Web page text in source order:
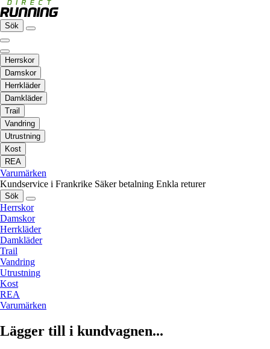
Sök
Herrskor
Damskor
Herrkläder
Damkläder
Trail
Vandring
Utrustning
Kost
REA
Varumärken
Kundservice i Frankrike Säker betalning Enkla returer
Sök
Herrskor
Damskor
Herrkläder
Damkläder
Trail
Vandring
Utrustning
Kost
REA
Varumärken
Lägger till i kundvagnen...